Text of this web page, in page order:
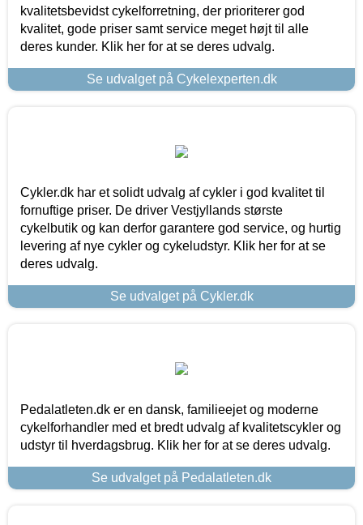
kvalitetsbevidst cykelforretning, der prioriterer god
kvalitet, gode priser samt service meget højt til alle
deres kunder. Klik her for at se deres udvalg.
Se udvalget på Cykelexperten.dk
Cykler.dk har et solidt udvalg af cykler i god kvalitet til
fornuftige priser. De driver Vestjyllands største
cykelbutik og kan derfor garantere god service, og hurtig
levering af nye cykler og cykeludstyr. Klik her for at se
deres udvalg.
Se udvalget på Cykler.dk
Pedalatleten.dk er en dansk, familieejet og moderne
cykelforhandler med et bredt udvalg af kvalitetscykler og
udstyr til hverdagsbrug. Klik her for at se deres udvalg.
Se udvalget på Pedalatleten.dk